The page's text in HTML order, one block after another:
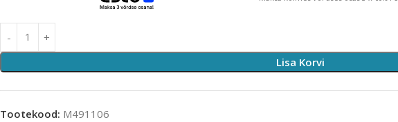
Lisa Korvi
Tootekood: M491106